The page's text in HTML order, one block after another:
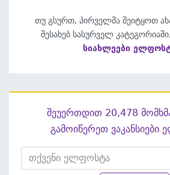
თუ გსურთ, პირველმა შეიტყოთ
შესახებ სასურველ კატეგორიაში,
სიახლეები
შეუერთდით 20,478
გამოიწერეთ